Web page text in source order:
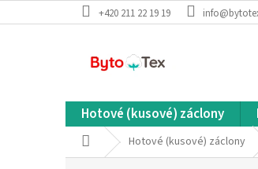
na
+420 211 22 19 19
Hotové (kusové) záclony
Domů Hotové (kusové) záclony